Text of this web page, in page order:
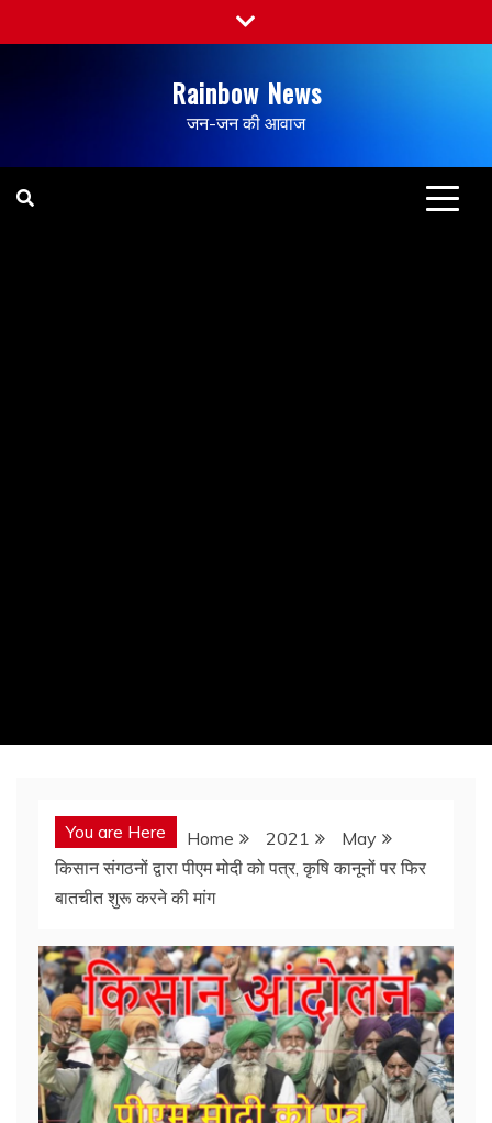
Rainbow News
जन-जन की आवाज
You are Here Home 2021
May
किसान संगठनों द्वारा पीएम मोदी को पत्र, कृषि कानूनों पर फिर
बातचीत शुरू करने की मांग